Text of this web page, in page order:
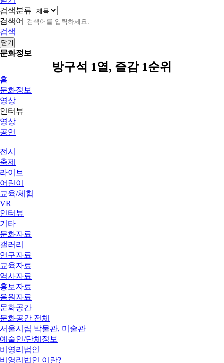
검색분류
검색어
검색
닫기
문화정보
방구석 1열, 즐감 1순위
홈
문화정보
영상
인터뷰
영상
공연
전시
축제
라이브
어린이
교육/체험
VR
인터뷰
기타
문화자료
갤러리
연구자료
교육자료
역사자료
홍보자료
음원자료
문화공간
문화공간 전체
서울시립 박물관, 미술관
예술인/단체정보
비영리법인
비영리법인 이란?